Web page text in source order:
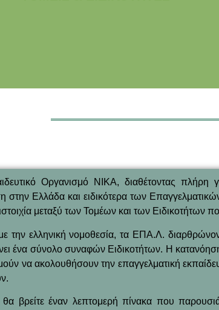
Οργανισμό ΝΙΚΑ, διαθέτοντας πλήρη
στην Ελλάδα και ειδικότερα των
μεταξύ των Τομέων και των Ειδικοτήτων
την ελληνική νομοθεσία, τα ΕΠΑ.Λ.
ένα σύνολο συναφών Ειδικοτήτων. Η κατανόηση
να ακολουθήσουν την επαγγελματική
βρείτε έναν λεπτομερή πίνακα που